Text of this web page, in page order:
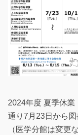
2024年度 夏季休
通り7月23日から
（医学分館は変更